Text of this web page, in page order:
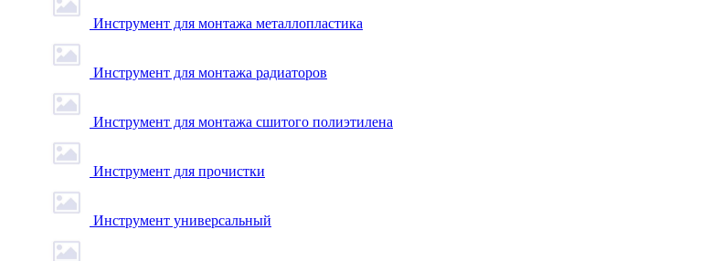
Инструмент для монтажа металлопластика
Инструмент для монтажа радиаторов
Инструмент для монтажа сшитого полиэтилена
Инструмент для прочистки
Инструмент универсальный